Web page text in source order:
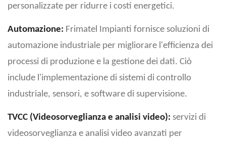
personalizzate per ridurre i costi energetici.
Automazione: Frimatel Impianti fornisce soluzioni di
automazione industriale per migliorare l'efficienza dei
processi di produzione e la gestione dei dati. Ciò
include l'implementazione di sistemi di controllo
industriale, sensori, e software di supervisione.
TVCC (Videosorveglianza e analisi video): servizi di
videosorveglianza e analisi video avanzati per